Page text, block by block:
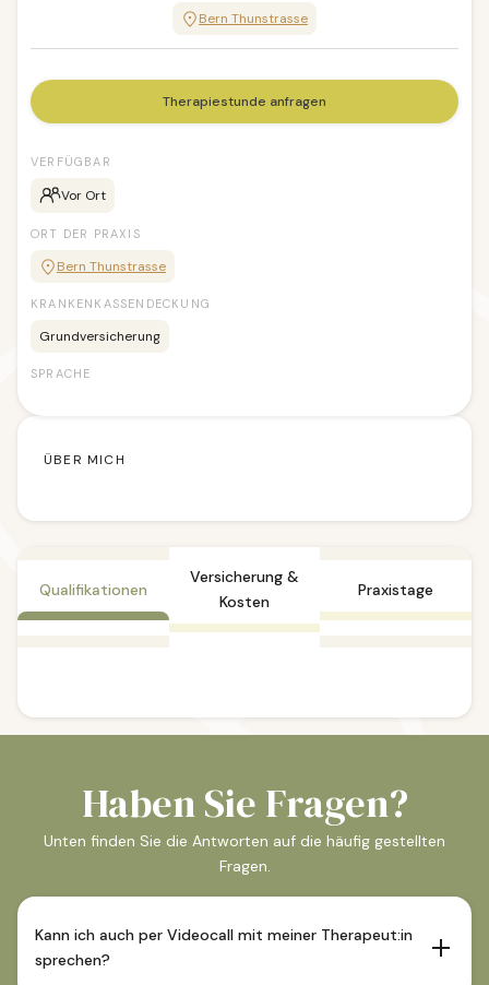
Bern Thunstrasse
Therapiestunde anfragen
VERFÜGBAR
Vor Ort
ORT DER PRAXIS
Bern Thunstrasse
KRANKENKASSENDECKUNG
Grundversicherung
SPRACHE
ÜBER MICH
Qualifikationen
Versicherung &
Kosten
Praxistage
Haben Sie Fragen?
Unten finden Sie die Antworten auf die häufig gestellten
Fragen.
Kann ich auch per Videocall mit meiner Therapeut:in
sprechen?